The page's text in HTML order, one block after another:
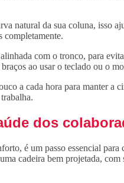
natural da sua coluna, isso
completamente.
com o tronco, para
ao usar o teclado ou o
a cada hora para manter a
dos
é um passo essencial
cadeira bem projetada,